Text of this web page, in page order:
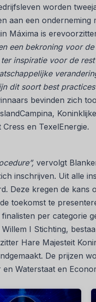
worden
aan een onderneming
Máxima is
een bekroning voor
inspiratie voor de
dit soort best
bevinden zich
en TexelEnergie.
vervolgt
inschrijven. Uit alle
Deze kregen de kans
toekomst te
per categorie
I Stichting,
Hare Majesteit
De prijzen
Waterstaat en